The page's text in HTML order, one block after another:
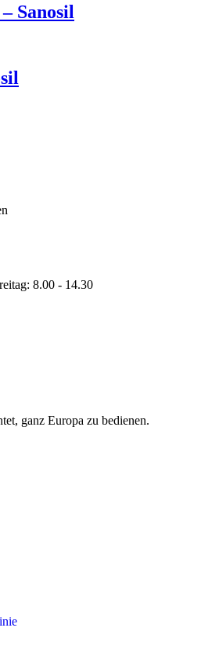
Sanosil
8.00 - 14.30
ganz Europa zu bedienen.